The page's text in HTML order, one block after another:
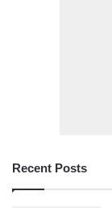
Recent Posts